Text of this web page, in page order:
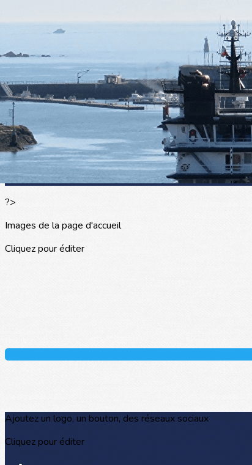
Exporter toutes les colonnes
Exporter uniquement les colonnes affichées
Menu
<
>
L'actualité
Les portraits
La presse en parle
Agenda
Les événements
?>
Images de la page d'accueil
Cliquez pour éditer
Ajoutez un logo, un bouton, des réseaux sociaux
Cliquez pour éditer